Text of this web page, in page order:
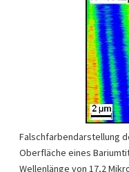
Falschfarbendarstellung
Oberfläche eines
Wellenlänge von 17,2